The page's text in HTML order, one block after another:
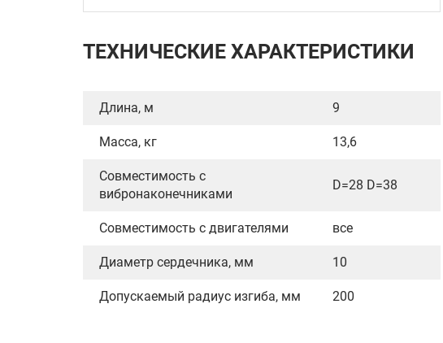
ТЕХНИЧЕСКИЕ ХАРАКТЕРИСТИКИ
Длина, м 9
Масса, кг 13,6
Совместимость с
вибронаконечниками
D=28 D=38
Совместимость с двигателями все
Диаметр сердечника, мм 10
Допускаемый радиус изгиба, мм 200